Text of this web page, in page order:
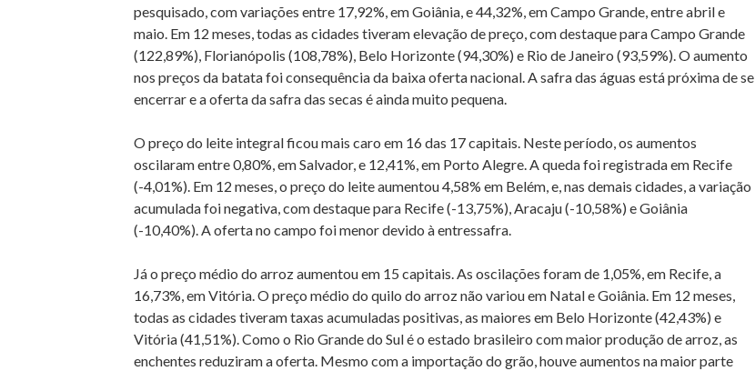
pesquisado, com variações entre 17,92%, em Goiânia, e 44,32%, em Campo Grande, entre abril e
maio. Em 12 meses, todas as cidades tiveram elevação de preço, com destaque para Campo Grande
(122,89%), Florianópolis (108,78%), Belo Horizonte (94,30%) e Rio de Janeiro (93,59%). O aumento
nos preços da batata foi consequência da baixa oferta nacional. A safra das águas está próxima de se
encerrar e a oferta da safra das secas é ainda muito pequena.
O preço do leite integral ficou mais caro em 16 das 17 capitais. Neste período, os aumentos
oscilaram entre 0,80%, em Salvador, e 12,41%, em Porto Alegre. A queda foi registrada em Recife
(-4,01%). Em 12 meses, o preço do leite aumentou 4,58% em Belém, e, nas demais cidades, a variação
acumulada foi negativa, com destaque para Recife (-13,75%), Aracaju (-10,58%) e Goiânia
(-10,40%). A oferta no campo foi menor devido à entressafra.
Já o preço médio do arroz aumentou em 15 capitais. As oscilações foram de 1,05%, em Recife, a
16,73%, em Vitória. O preço médio do quilo do arroz não variou em Natal e Goiânia. Em 12 meses,
todas as cidades tiveram taxas acumuladas positivas, as maiores em Belo Horizonte (42,43%) e
Vitória (41,51%). Como o Rio Grande do Sul é o estado brasileiro com maior produção de arroz, as
enchentes reduziram a oferta. Mesmo com a importação do grão, houve aumentos na maior parte